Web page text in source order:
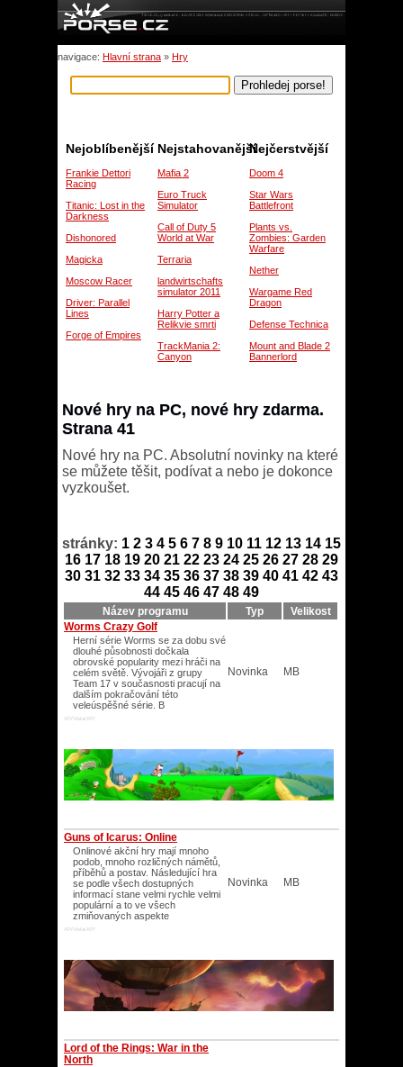
navigace: Hlavní strana » Hry
Nejčerstvější
Doom 4
Star Wars
Battlefront
Plants vs.
Zombies: Garden
Warfare
Nether
Wargame Red
Dragon
Defense Technica
Mount and Blade 2
Bannerlord
Nejstahovanější
Mafia 2
Euro Truck
Simulator
Call of Duty 5
World at War
Terraria
landwirtschafts
simulator 2011
Harry Potter a
Relikvie smrti
TrackMania 2:
Canyon
Nejoblíbenější
Frankie Dettori
Racing
Titanic: Lost in the
Darkness
Dishonored
Magicka
Moscow Racer
Driver: Parallel
Lines
Forge of Empires
Nové hry na PC, nové hry zdarma.
Strana 41
Nové hry na PC. Absolutní novinky na které
se můžete těšit, podívat a nebo je dokonce
vyzkoušet.
stránky: 1 2 3 4 5 6 7 8 9 10 11 12 13 14 15
16 17 18 19 20 21 22 23 24 25 26 27 28 29
30 31 32 33 34 35 36 37 38 39 40 41 42 43
44 45 46 47 48 49
Název programu Typ
Velikost
Worms Crazy Golf
Herní série Worms se za dobu své
dlouhé působnosti dočkala
obrovské popularity mezi hráči na
celém světě. Vývojáři z grupy
Team 17 v současnosti pracují na
dalším pokračování této
veleúspěšné série. B
XP/Vista/XP/
Novinka MB
Guns of Icarus: Online
Onlinové akční hry mají mnoho
podob, mnoho rozličných námětů,
příběhů a postav. Následující hra
se podle všech dostupných
informací stane velmi rychle velmi
populární a to ve všech
zmiňovaných aspekte
XP/Vista/XP/
Novinka MB
Lord of the Rings: War in the
North